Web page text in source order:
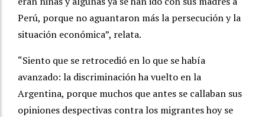
Perú, porque no aguantaron más la persecución y la
situación económica”, relata.
“Siento que se retrocedió en lo que se había
avanzado: la discriminación ha vuelto en la
Argentina, porque muchos que antes se callaban sus
opiniones despectivas contra los migrantes hoy se